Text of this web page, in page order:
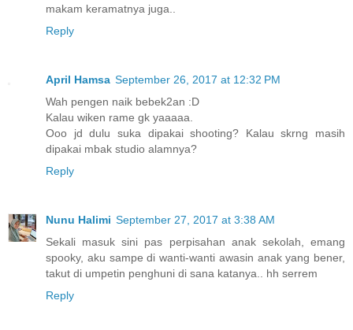
makam keramatnya juga..
Reply
April Hamsa September 26, 2017 at 12:32 PM
Wah pengen naik bebek2an :D
Kalau wiken rame gk yaaaaa.
Ooo jd dulu suka dipakai shooting? Kalau skrng masih
dipakai mbak studio alamnya?
Reply
Nunu Halimi September 27, 2017 at 3:38 AM
Sekali masuk sini pas perpisahan anak sekolah, emang
spooky, aku sampe di wanti-wanti awasin anak yang bener,
takut di umpetin penghuni di sana katanya.. hh serrem
Reply